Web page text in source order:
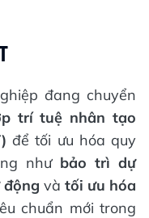
đang chuyển
trí tuệ nhân tạo
để tối ưu hóa quy
như bảo trì dự
và tối ưu hóa
chuẩn mới trong